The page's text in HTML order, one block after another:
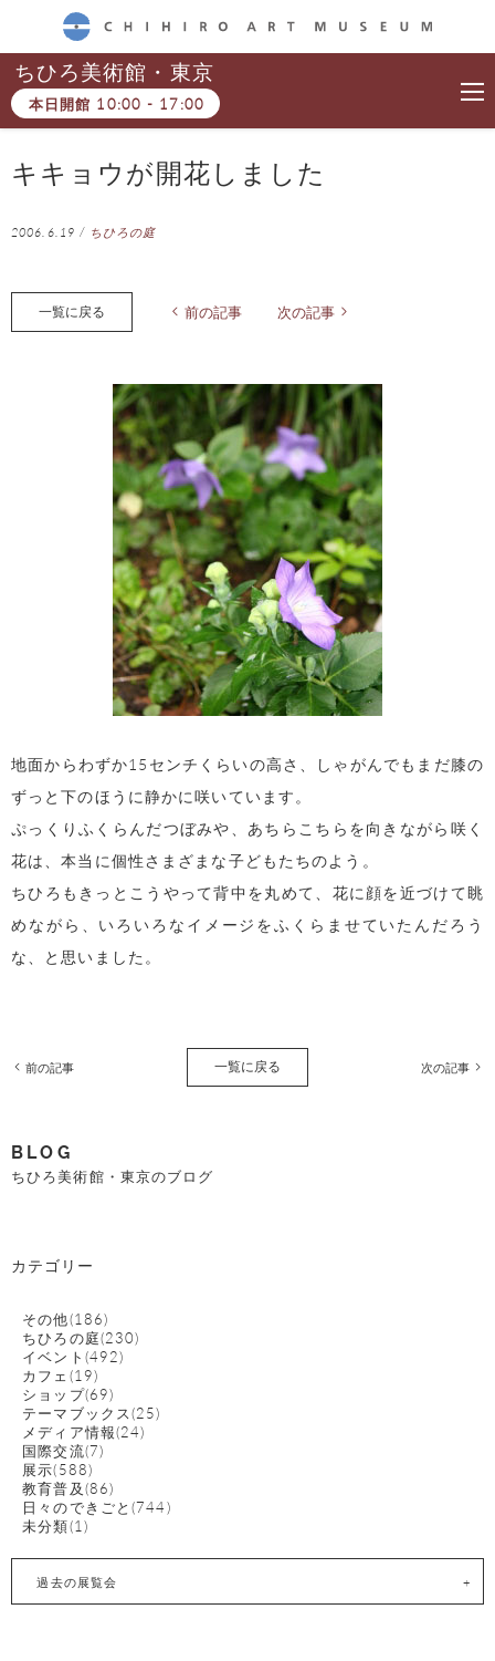
CHIHIRO ART MUSEUM
ちひろ美術館・東京
本日開館 10:00 - 17:00
キキョウが開花しました
2006.6.19 / ちひろの庭
一覧に戻る 前の記事 次の記事
地面からわずか15センチくらいの高さ、しゃがんでもまだ膝の
ずっと下のほうに静かに咲いています。
ぷっくりふくらんだつぼみや、あちらこちらを向きながら咲く
花は、本当に個性さまざまな子どもたちのよう。
ちひろもきっとこうやって背中を丸めて、花に顔を近づけて眺
めながら、いろいろなイメージをふくらませていたんだろう
な、と思いました。
前の記事 一覧に戻る 次の記事
BLOG
ちひろ美術館・東京のブログ
カテゴリー
その他(186)
ちひろの庭(230)
イベント(492)
カフェ(19)
ショップ(69)
テーマブックス(25)
メディア情報(24)
国際交流(7)
展示(588)
教育普及(86)
日々のできごと(744)
未分類(1)
過去の展覧会